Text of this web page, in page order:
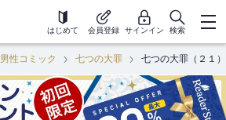
はじめて 会員登録 サインイン 検索
男性コミック 七つの大罪 七つの大罪（２１）